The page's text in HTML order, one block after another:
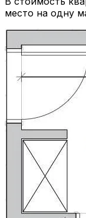
место на одну